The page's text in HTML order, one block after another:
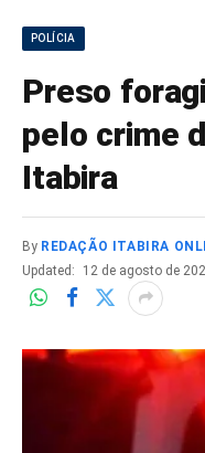
POLÍCIA
Preso
pelo crime
Itabira
By REDAÇÃO ITABIRA
Updated:
12 de agosto de